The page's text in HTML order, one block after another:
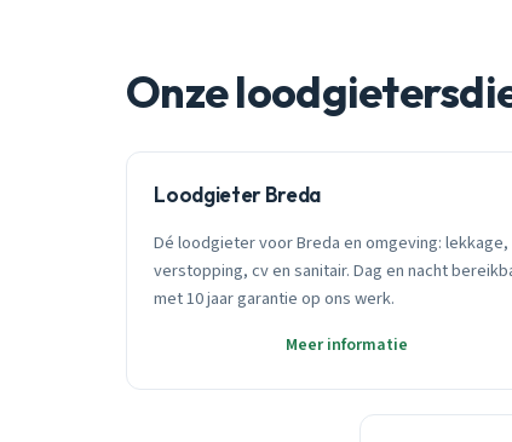
Onze
Loodgieter Breda
Dé loodgieter voor Breda en omgeving: lekkage,
verstopping, cv en sanitair. Dag en nacht
met 10 jaar garantie op ons werk.
Meer informatie